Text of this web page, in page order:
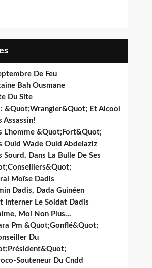
De Feu
Bah Ousmane
Du Site
&Quot;Wrangler&Quot; Et Alcool
Assassin!
L'homme &Quot;Fort&Quot;
Ould Wade Ould Abdelaziz
Sourd, Dans La Bulle De Ses
Moïse Dadis
Dadis, Dada Guinéen
Interner Le Soldat Dadis
Moi Non Plus...
Pm &Quot;Gonflé&Quot;
Du
Souteneur Du Cndd